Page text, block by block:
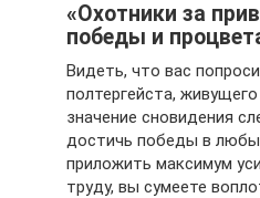
«Охотники за
победы и
Видеть, что вас
полтергейста,
значение сновидения
достичь победы в
приложить максимум
труду, вы сумеете